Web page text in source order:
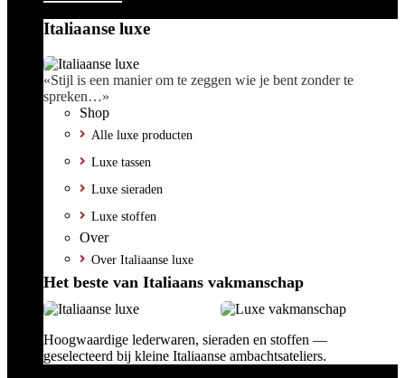
Italiaanse luxe
«Stijl is een manier om te zeggen wie je bent zonder te
spreken…»
Shop
Alle luxe producten
Luxe tassen
Luxe sieraden
Luxe stoffen
Over
Over Italiaanse luxe
Het beste van Italiaans vakmanschap
Hoogwaardige lederwaren, sieraden en stoffen —
geselecteerd bij kleine Italiaanse ambachtsateliers.